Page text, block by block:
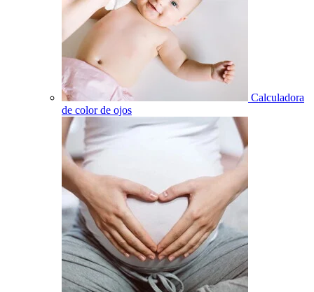
Calculadora
de color de ojos